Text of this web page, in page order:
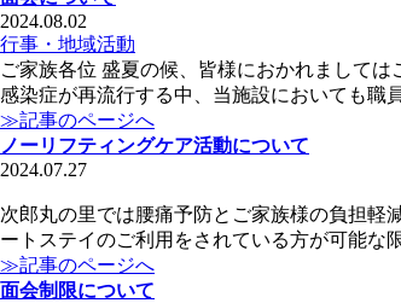
2024.08.02
行事・地域活動
ご家族各位 盛夏の候、皆様におかれまして
感染症が再流行する中、当施設においても職
≫記事のページへ
ノーリフティングケア活動について
2024.07.27
次郎丸の里では腰痛予防とご家族様の負担軽
ートステイのご利用をされている方が可能な
≫記事のページへ
面会制限について